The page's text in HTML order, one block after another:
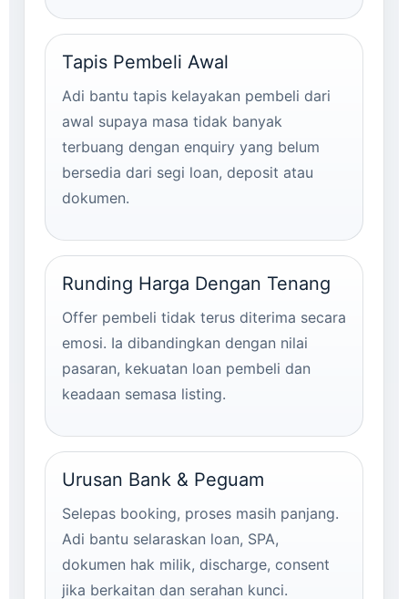
Tapis Pembeli Awal
Adi bantu tapis kelayakan pembeli dari
awal supaya masa tidak banyak
terbuang dengan enquiry yang belum
bersedia dari segi loan, deposit atau
dokumen.
Runding Harga Dengan Tenang
Offer pembeli tidak terus diterima secara
emosi. Ia dibandingkan dengan nilai
pasaran, kekuatan loan pembeli dan
keadaan semasa listing.
Urusan Bank & Peguam
Selepas booking, proses masih panjang.
Adi bantu selaraskan loan, SPA,
dokumen hak milik, discharge, consent
jika berkaitan dan serahan kunci.